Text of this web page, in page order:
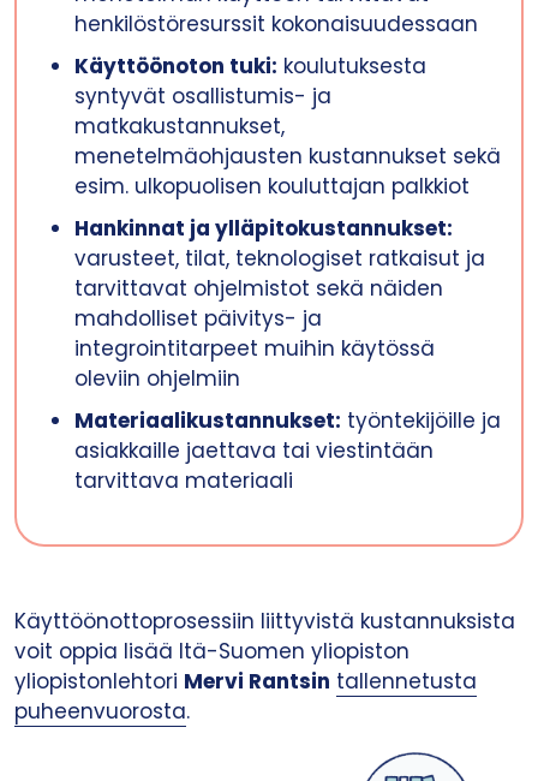
henkilöstöresurssit kokonaisuudessaan
Käyttöönoton tuki: koulutuksesta
syntyvät osallistumis- ja
matkakustannukset,
menetelmäohjausten kustannukset sekä
esim. ulkopuolisen kouluttajan palkkiot
Hankinnat ja ylläpitokustannukset:
varusteet, tilat, teknologiset ratkaisut ja
tarvittavat ohjelmistot sekä näiden
mahdolliset päivitys- ja
integrointitarpeet muihin käytössä
oleviin ohjelmiin
Materiaalikustannukset: työntekijöille ja
asiakkaille jaettava tai viestintään
tarvittava materiaali
Käyttöönottoprosessiin liittyvistä kustannuksista
voit oppia lisää Itä-Suomen yliopiston
yliopistonlehtori Mervi Rantsin tallennetusta
puheenvuorosta.